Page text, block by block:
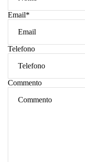
Email*
Telefono
Commento